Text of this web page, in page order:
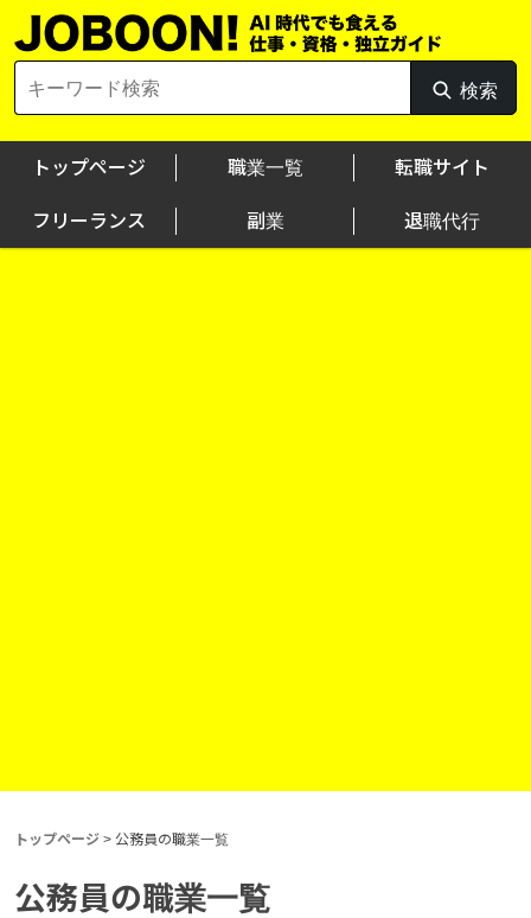
Skip
to
for:
検索
検
索
トップページ 職業一覧 転職サイト
フリーランス 副業 退職代行
トップページ > 公務員の職業一覧
公務員の職業一覧